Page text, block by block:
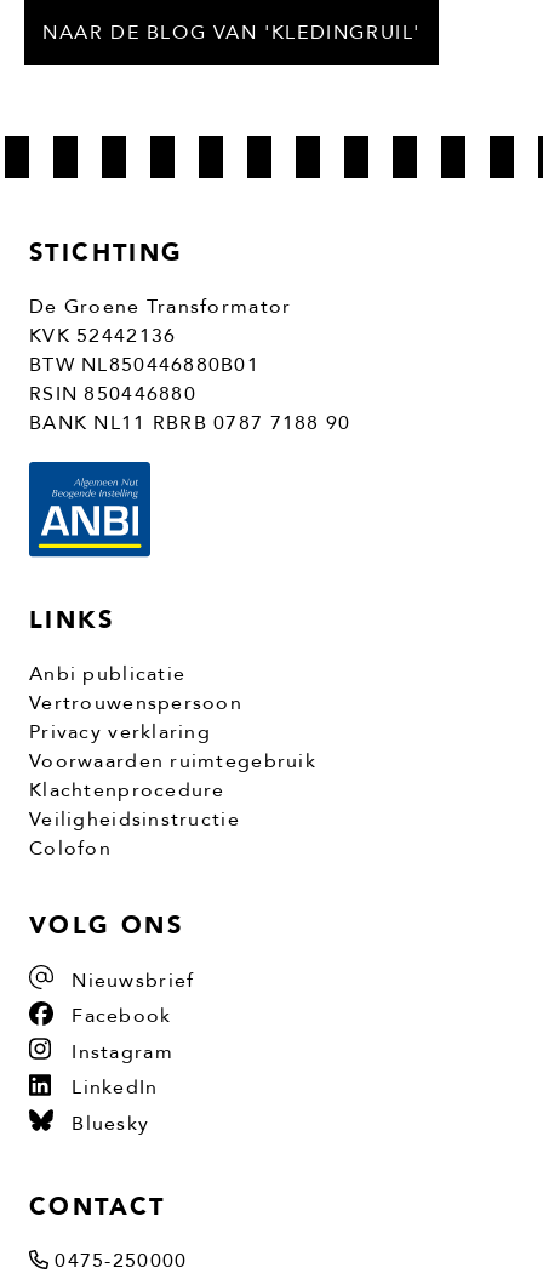
NAAR DE BLOG VAN 'KLEDINGRUIL'
STICHTING
De Groene Transformator
KVK 52442136
BTW NL850446880B01
RSIN 850446880
BANK NL11 RBRB 0787 7188 90
LINKS
Anbi publicatie
Vertrouwenspersoon
Privacy verklaring
Voorwaarden ruimtegebruik
Klachtenprocedure
Veiligheidsinstructie
Colofon
VOLG ONS
Nieuwsbrief
Facebook
Instagram
LinkedIn
Bluesky
CONTACT
0475-250000